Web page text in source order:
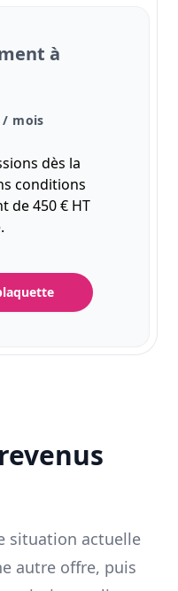
à
/ mois
dès la
conditions
de 450 € HT
situation actuelle
autre offre, puis